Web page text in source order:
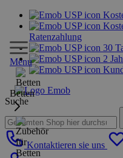
Ratenzahlung
30
2
Suche
Kontaktieren sie uns
Menu
Betten